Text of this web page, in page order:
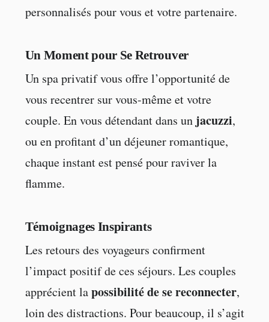
personnalisés pour vous et votre partenaire.
Un Moment pour Se Retrouver
Un spa privatif vous offre l’opportunité de
vous recentrer sur vous-même et votre
couple. En vous détendant dans un jacuzzi,
ou en profitant d’un déjeuner romantique,
chaque instant est pensé pour raviver la
flamme.
Témoignages Inspirants
Les retours des voyageurs confirment
l’impact positif de ces séjours. Les couples
apprécient lapossibilité de se reconnecter,
loin des distractions. Pour beaucoup, il s’agit